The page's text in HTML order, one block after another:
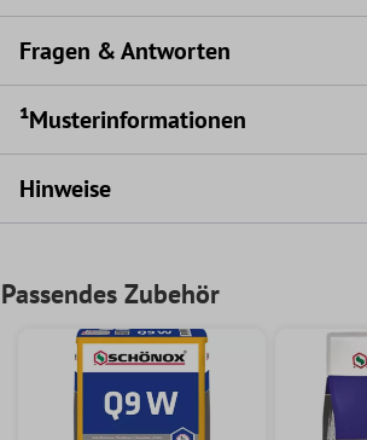
Fragen & Antworten
¹Musterinformationen
Hinweise
Passendes Zubehör